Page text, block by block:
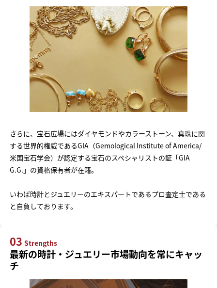
さらに、宝石広場にはダイヤモンドやカラーストーン、真珠に関
する世界的権威であるGIA（Gemological Institute of America/
米国宝石学会）が認定する宝石のスペシャリストの証「GIA
G.G.」の資格保有者が在籍。
いわば時計とジュエリーのエキスパートであるプロ査定士である
と自負しております。
03 Strengths
最新の時計・ジュエリー市場動向を常にキャッ
チ